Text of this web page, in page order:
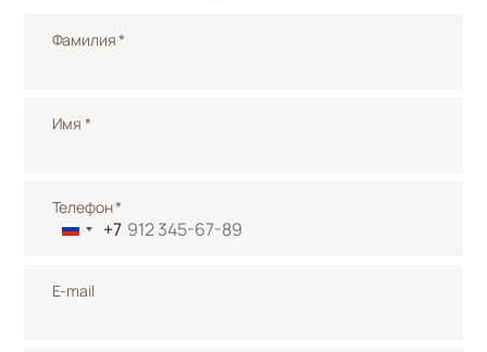
Фамилия *
Имя *
Телефон *
+7
E-mail